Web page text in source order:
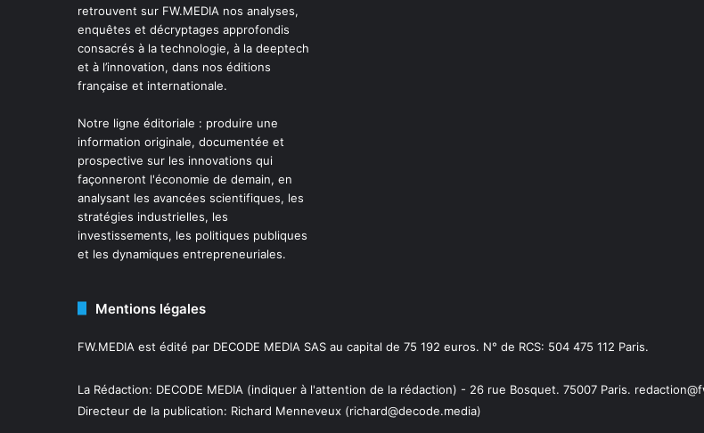
retrouvent sur FW.MEDIA nos analyses,
enquêtes et décryptages approfondis
consacrés à la technologie, à la deeptech
et à l’innovation, dans nos éditions
française et internationale.
Notre ligne éditoriale : produire une
information originale, documentée et
prospective sur les innovations qui
façonneront l'économie de demain, en
analysant les avancées scientifiques, les
stratégies industrielles, les
investissements, les politiques publiques
et les dynamiques entrepreneuriales.
Mentions légales
FW.MEDIA est édité par DECODE MEDIA SAS au capital de 75 192 euros. N° de RCS: 504 475 112 Paris.
La Rédaction: DECODE MEDIA (indiquer à l'attention de la rédaction) - 26 rue Bosquet. 75007 Paris.
Directeur de la publication: Richard Menneveux (richard@decode.media)